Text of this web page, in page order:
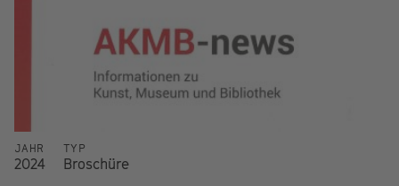
JAHR
2024
TYP
Broschüre